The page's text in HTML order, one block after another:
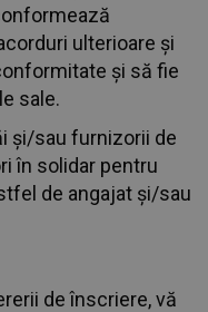
ulterioare și
și să fie
sale.
și/sau furnizorii de
în solidar pentru
de angajat și/sau
de înscriere, vă